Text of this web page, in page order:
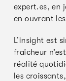
expert.es, en
en ouvrant
L’insight est
fraîcheur
réalité
les